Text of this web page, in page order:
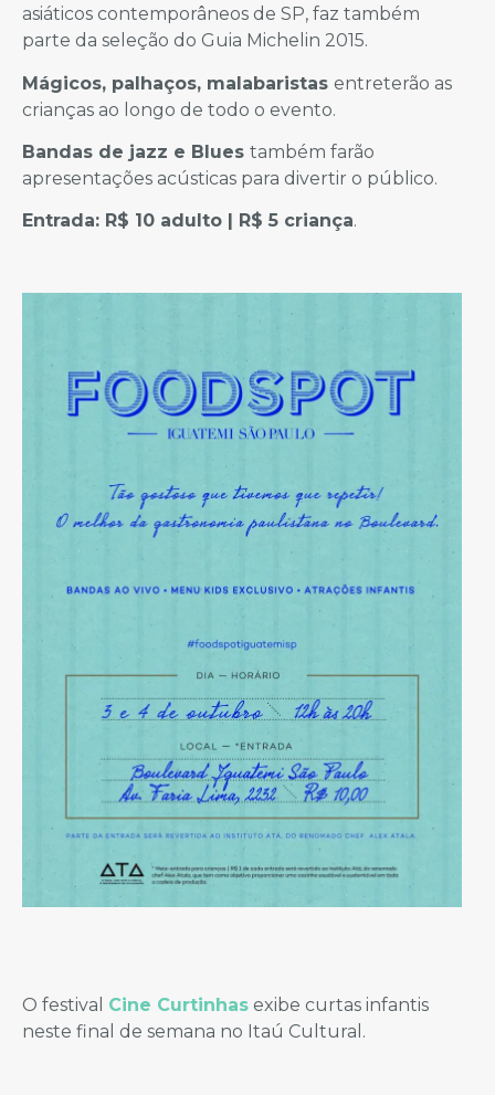
asiáticos contemporâneos de SP, faz também
parte da seleção do Guia Michelin 2015.
Mágicos, palhaços, malabaristas entreterão as
crianças ao longo de todo o evento.
Bandas de jazz e Blues também farão
apresentações acústicas para divertir o público.
Entrada: R$ 10 adulto | R$ 5 criança.
O festival Cine Curtinhas exibe curtas infantis
neste final de semana no Itaú Cultural.